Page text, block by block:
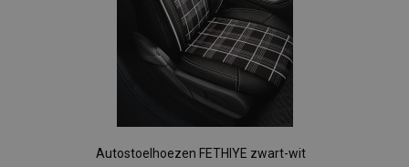
Autostoelhoezen FETHIYE zwart-wit